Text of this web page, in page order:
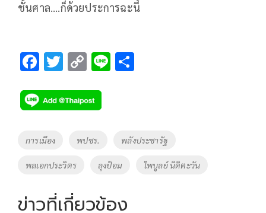
ชั้นศาล....ก็ด้วยประการฉะนี้
F
e
b
o
k
T
tt
er
C
p
y
Li
Li
Tags
การเมือง พปชร. พลังประชารัฐ
พลเอกประวิตร ลุงป้อม ไพบูลย์ นิติตะวัน
ข่าวที่เกี่ยวข้อง